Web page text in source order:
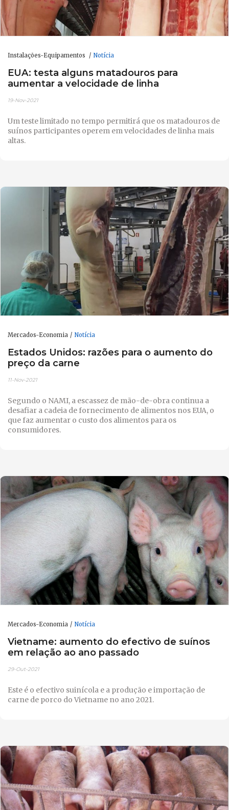
Instalações-Equipamentos Notícia
EUA: testa alguns matadouros para
aumentar a velocidade de linha
19-Nov-2021
Um teste limitado no tempo permitirá que os matadouros de
suínos participantes operem em velocidades de linha mais
altas.
Mercados-Economia Notícia
Estados Unidos: razões para o aumento do
preço da carne
11-Nov-2021
Segundo o NAMI, a escassez de mão-de-obra continua a
desafiar a cadeia de fornecimento de alimentos nos EUA, o
que faz aumentar o custo dos alimentos para os
consumidores.
Mercados-Economia Notícia
Vietname: aumento do efectivo de suínos
em relação ao ano passado
29-Out-2021
Este é o efectivo suinícola e a produção e importação de
carne de porco do Vietname no ano 2021.